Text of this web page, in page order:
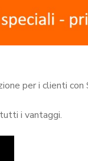
per i clienti
i vantaggi.